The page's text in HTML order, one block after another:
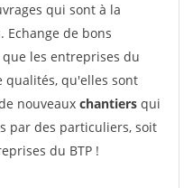
qui sont à la
Echange de bons
les entreprises du
qualités, qu'elles sont
nouveaux chantiers qui
par des particuliers, soit
du BTP !